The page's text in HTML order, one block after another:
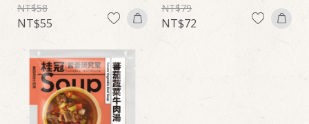
58
55
79
72